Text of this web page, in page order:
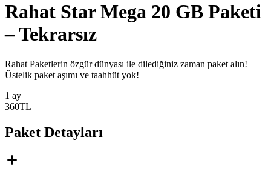
Rahat Star Mega 20 GB Paketi
– Tekrarsız
​​​​​Rahat Paketlerin özgür dünyası ile dilediğiniz zaman paket alın!
Üstelik paket aşımı ve taahhüt yok!
1 ay
360TL
Paket Detayları